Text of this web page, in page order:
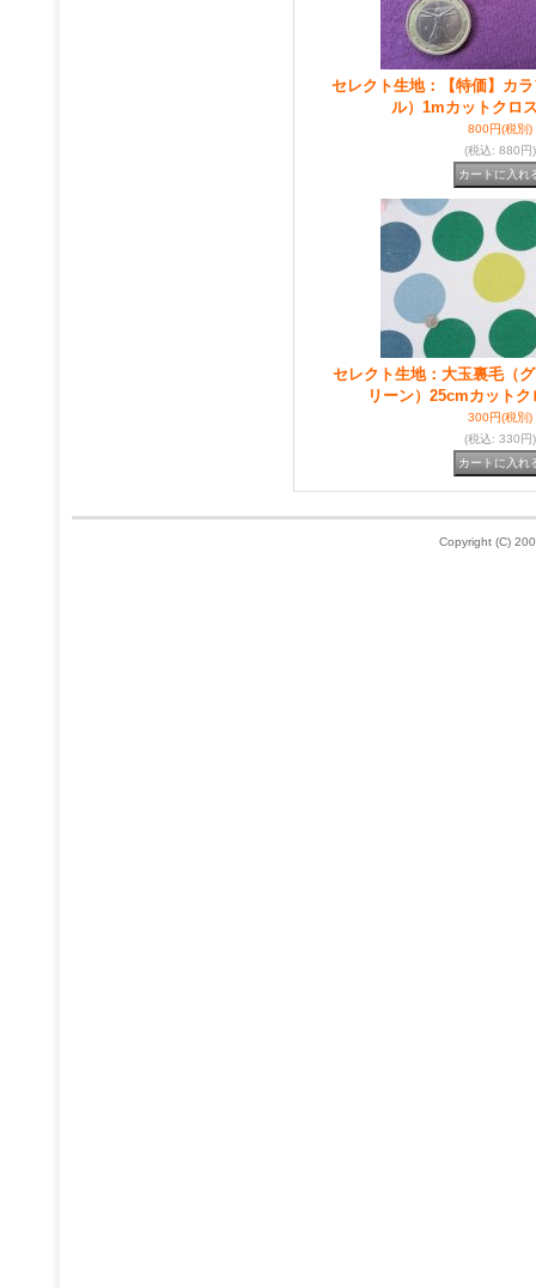
セレクト生地：【特価】カ
ル）1mカットクロ
800円(税別)
(税込: 880円)
セレクト生地：大玉裏毛（
リーン）25cmカットク
300円(税別)
(税込: 330円)
Copyright (C)